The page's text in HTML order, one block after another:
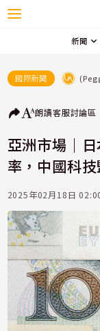
新聞
國際新聞
朗讀客服討論區
亞洲市場｜
率，中國科
2025年02月18日